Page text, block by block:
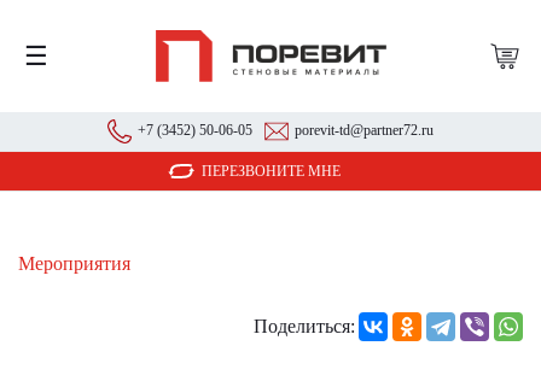
☰
+7 (3452) 50-06-05 porevit-td@partner72.ru
ПЕРЕЗВОНИТЕ МНЕ
Мероприятия
Поделиться: